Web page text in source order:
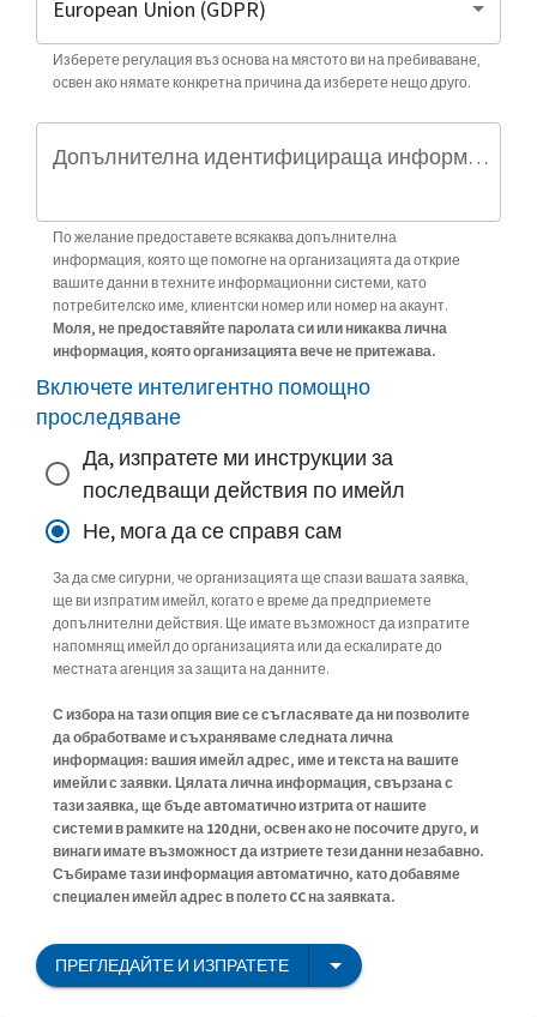
Изберете регулация въз основа на мястото ви на пребиваване,
освен ако нямате конкретна причина да изберете нещо друго.
Допълнителна идентифицираща информация (по избор)
По желание предоставете всякаква допълнителна
информация, която ще помогне на организацията да открие
вашите данни в техните информационни системи, като
потребителско име, клиентски номер или номер на акаунт.
Моля, не предоставяйте паролата си или никаква лична
информация, която организацията вече не притежава.
Включете интелигентно помощно
проследяване
Да, изпратете ми инструкции за
последващи действия по имейл
Не, мога да се справя сам
За да сме сигурни, че организацията ще спази вашата заявка,
ще ви изпратим имейл, когато е време да предприемете
допълнителни действия. Ще имате възможност да изпратите
напомнящ имейл до организацията или да ескалирате до
местната агенция за защита на данните.
С избора на тази опция вие се съгласявате да ни позволите
да обработваме и съхраняваме следната лична
информация: вашия имейл адрес, име и текста на вашите
имейли с заявки. Цялата лична информация, свързана с
тази заявка, ще бъде автоматично изтрита от нашите
системи в рамките на 120 дни, освен ако не посочите друго, и
винаги имате възможност да изтриете тези данни незабавно.
Събираме тази информация автоматично, като добавяме
специален имейл адрес в полето CC на заявката.
ПРЕГЛЕДАЙТЕ И ИЗПРАТЕТЕ